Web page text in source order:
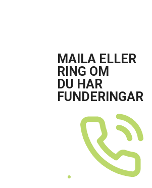
MAILA ELLER
RING OM
DU HAR
FUNDERINGAR